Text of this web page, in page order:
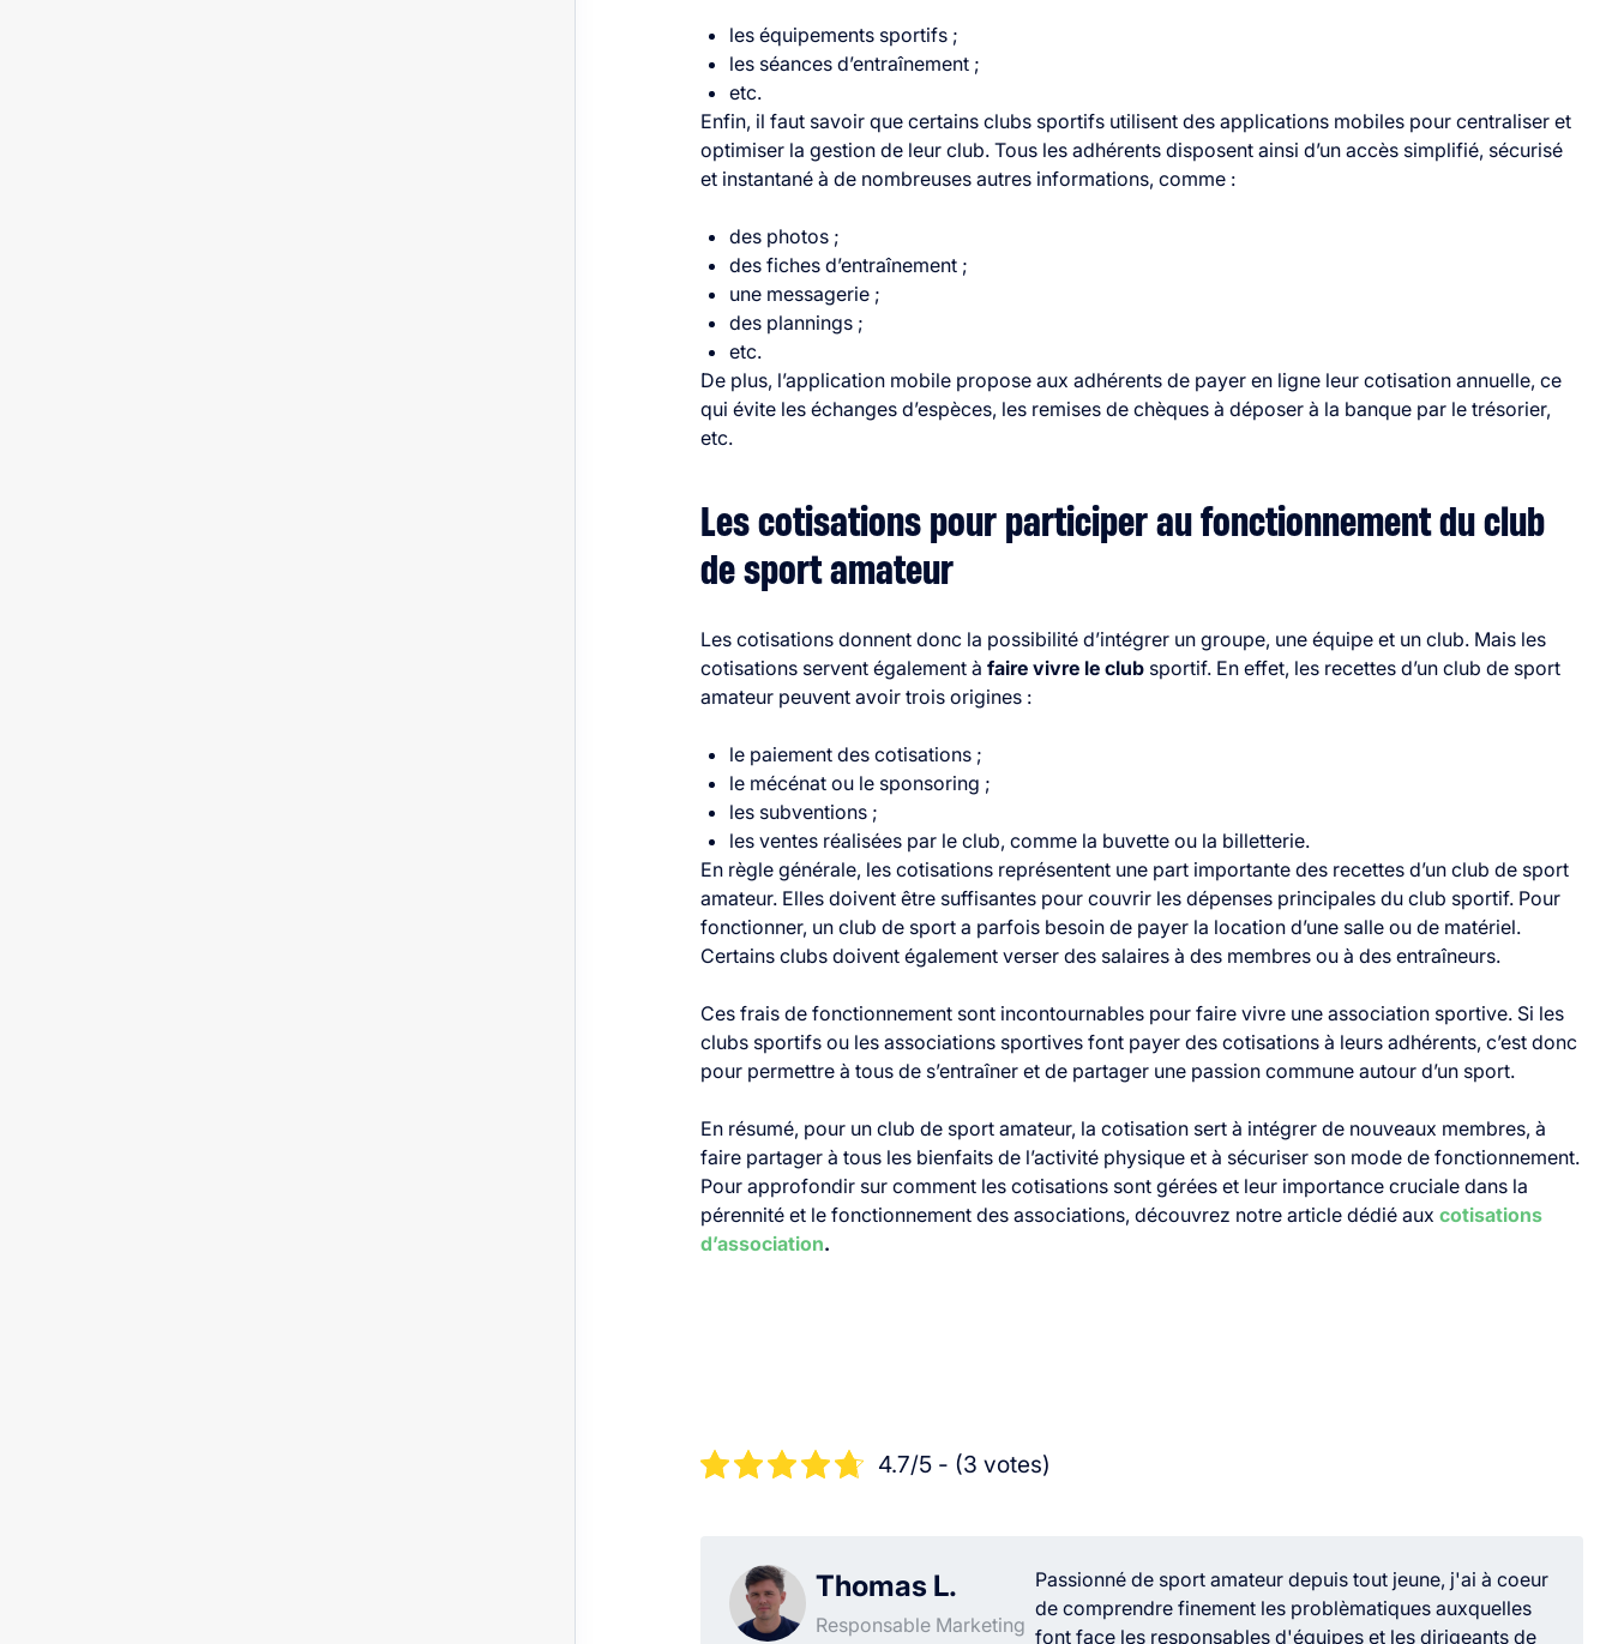
les équipements sportifs ;
les séances d’entraînement ;
etc.
Enfin, il faut savoir que certains clubs sportifs utilisent des applications mobiles pour centraliser et
optimiser la gestion de leur club. Tous les adhérents disposent ainsi d’un accès simplifié, sécurisé
et instantané à de nombreuses autres informations, comme :
des photos ;
des fiches d’entraînement ;
une messagerie ;
des plannings ;
etc.
De plus, l’application mobile propose aux adhérents de payer en ligne leur cotisation annuelle, ce
qui évite les échanges d’espèces, les remises de chèques à déposer à la banque par le trésorier,
etc.
Les cotisations pour participer au fonctionnement du club
de sport amateur
Les cotisations donnent donc la possibilité d’intégrer un groupe, une équipe et un club. Mais les
cotisations servent également à faire vivre le club sportif. En effet, les recettes d’un club de sport
amateur peuvent avoir trois origines :
le paiement des cotisations ;
le mécénat ou le sponsoring ;
les subventions ;
les ventes réalisées par le club, comme la buvette ou la billetterie.
En règle générale, les cotisations représentent une part importante des recettes d’un club de sport
amateur. Elles doivent être suffisantes pour couvrir les dépenses principales du club sportif. Pour
fonctionner, un club de sport a parfois besoin de payer la location d’une salle ou de matériel.
Certains clubs doivent également verser des salaires à des membres ou à des entraîneurs.
Ces frais de fonctionnement sont incontournables pour faire vivre une association sportive. Si les
clubs sportifs ou les associations sportives font payer des cotisations à leurs adhérents, c’est donc
pour permettre à tous de s’entraîner et de partager une passion commune autour d’un sport.
En résumé, pour un club de sport amateur, la cotisation sert à intégrer de nouveaux membres, à
faire partager à tous les bienfaits de l’activité physique et à sécuriser son mode de fonctionnement.
Pour approfondir sur comment les cotisations sont gérées et leur importance cruciale dans la
pérennité et le fonctionnement des associations, découvrez notre article dédié aux cotisations
d’association.
4.7/5 - (3 votes)
Thomas L.
Responsable Marketing
Passionné de sport amateur depuis tout jeune, j'ai à coeur
de comprendre finement les problèmatiques auxquelles
font face les responsables d'équipes et les dirigeants de